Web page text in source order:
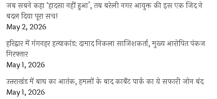
जब सबने कहा ‘हादसा नहीं हुआ’, तब बरेली नगर आयुक्त की इस एक जिद ने
बदल दिया पूरा सच!
May 2, 2026
हरिद्वार में गंगनहर हत्याकांड: दामाद निकला साजिशकर्ता, मुख्य आरोपित पंकज
गिरफ्तार
May 1, 2026
उत्तराखंड में बाघ का आतंक, हमलों के बाद कार्बेट पार्क का ये सफारी जोन बंद
May 1, 2026